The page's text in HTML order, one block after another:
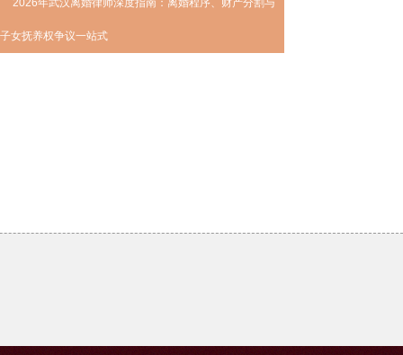
2026年武汉离婚律师深度指南：离婚程序、财产分割与
子女抚养权争议一站式